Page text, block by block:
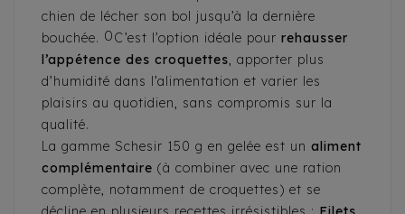
chien de lécher son bol jusqu’à la dernière
bouchée. 0C’est l’option idéale pour rehausser
l’appétence des croquettes, apporter plus
d’humidité dans l’alimentation et varier les
plaisirs au quotidien, sans compromis sur la
qualité.
La gamme Schesir 150 g en gelée est un aliment
complémentaire (à combiner avec une ration
complète, notamment de croquettes) et se